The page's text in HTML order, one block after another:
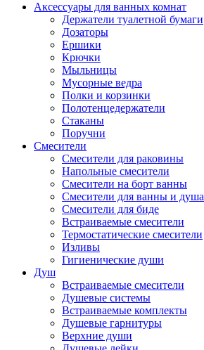
Аксессуары для ванных комнат
Держатели туалетной бумаги
Дозаторы
Ершики
Крючки
Мыльницы
Мусорные ведра
Полки и корзинки
Полотенцедержатели
Стаканы
Поручни
Смесители
Смесители для раковины
Напольные смесители
Смесители на борт ванны
Смесители для ванны и душа
Смесители для биде
Встраиваемые смесители
Термостатические смесители
Изливы
Гигиенические души
Душ
Встраиваемые смесители
Душевые системы
Встраиваемые комплекты
Душевые гарнитуры
Верхние души